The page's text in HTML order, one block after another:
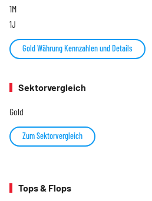
1M
1J
Gold Währung Kennzahlen und Details
Sektorvergleich
Gold
Zum Sektorvergleich
Tops & Flops